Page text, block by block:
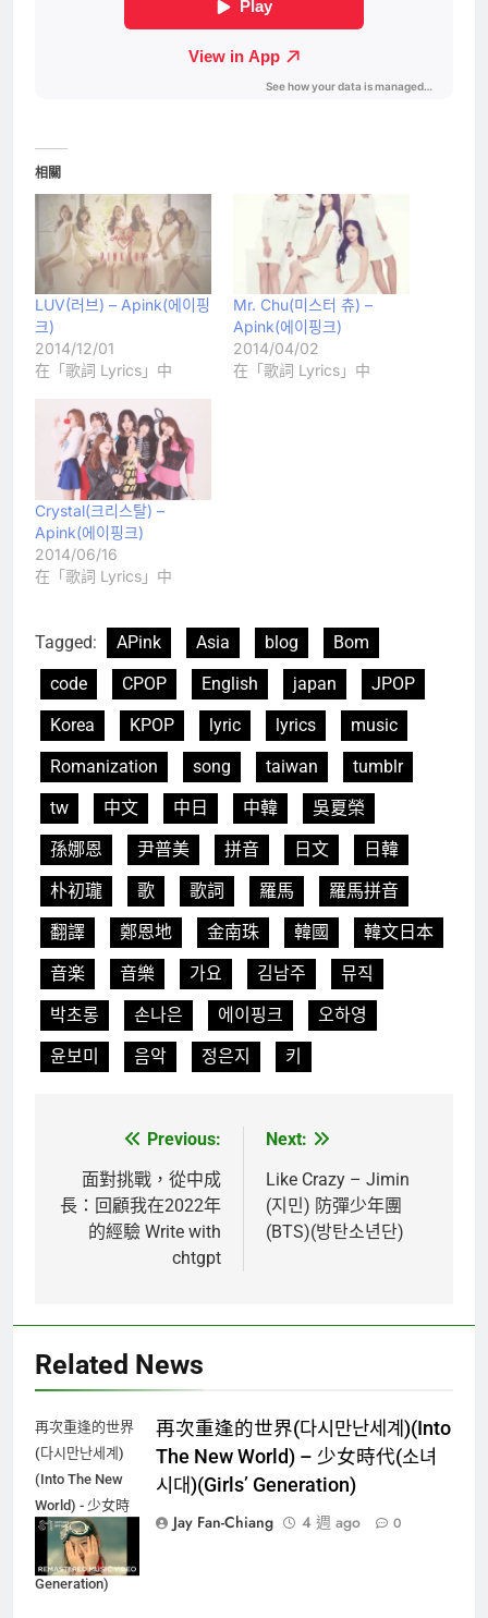
相關
LUV(러브) – Apink(에이핑
크)
2014/12/01
在「歌詞 Lyrics」中
Mr. Chu(미스터 츄) –
Apink(에이핑크)
2014/04/02
在「歌詞 Lyrics」中
Crystal(크리스탈) –
Apink(에이핑크)
2014/06/16
在「歌詞 Lyrics」中
Tagged: APink Asia blog
Bom
code
CPOP English japan
JPOP
Korea
KPOP lyric lyrics
music
Romanization
song taiwan
tumblr
tw
中文 中日 中韓
吳夏榮
孫娜恩
尹普美 拼音 日文
日韓
朴初瓏
歌 歌詞 羅馬
羅馬拼音
翻譯
鄭恩地 金南珠 韓國
韓文日本
音楽
音樂 가요 김남주
뮤직
박초롱
손나은 에이핑크
오하영
윤보미
음악 정은지 키
導
Previous:
面對挑戰，從中成
長：回顧我在2022年
的經驗 Write with
chtgpt
Next:
Like Crazy – Jimin
(지민) 防彈少年團
(BTS)(방탄소년단)
Related News
再次重逢的世界
(다시만난세계)
(Into The New
World) - 少女時
代(소녀시대)
(Girls'
Generation)
再次重逢的世界(다시만난세계)(Into
The New World) – 少女時代(소녀
시대)(Girls’ Generation)
Jay Fan-Chiang
4 週 ago 0